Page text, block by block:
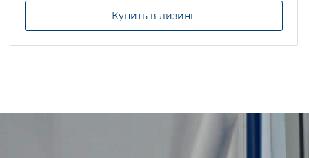
Купить в лизинг